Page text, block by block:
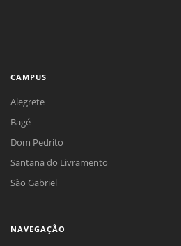
CAMPUS
Alegrete
Bagé
Dom Pedrito
Santana do Livramento
São Gabriel
NAVEGAÇÃO